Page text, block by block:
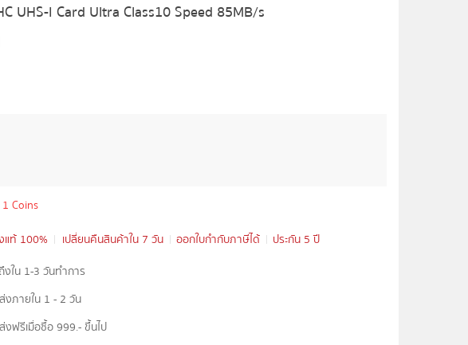
UHS-I Card Ultra Class10 Speed 85MB/s
1 Coins
แท้ 100% เปลี่ยนคืนสินค้าใน 7 วัน ออกใบกำกับภาษีได้
ประกัน 5 ปี
งใน 1-3 วันทำการ
งภายใน 1 - 2 วัน
งฟรีเมื่อซื้อ 999.- ขึ้นไป